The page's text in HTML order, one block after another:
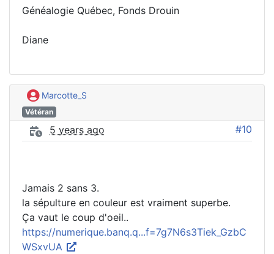
Généalogie Québec, Fonds Drouin
Diane
Marcotte_S
Vétéran
5 years ago #10
Jamais 2 sans 3.
la sépulture en couleur est vraiment superbe.
Ça vaut le coup d'oeil..
https://numerique.banq.q...f=7g7N6s3Tiek_GzbC
WSxvUA